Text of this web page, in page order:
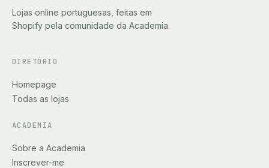
Lojas online portuguesas, feitas em
Shopify pela comunidade da Academia.
DIRETÓRIO
Homepage
Todas as lojas
ACADEMIA
Sobre a Academia
Inscrever-me